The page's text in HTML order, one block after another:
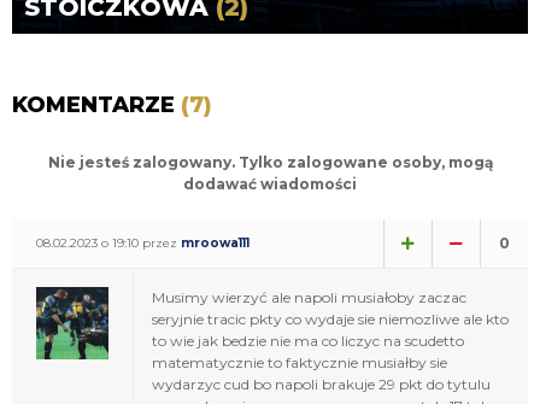
STOICZKOWA(2)
KOMENTARZE (7)
Nie jesteś zalogowany. Tylko zalogowane osoby, mogą
dodawać wiadomości
08.02.2023 o 19:10 przez mroowa111 0
Musimy wierzyć ale napoli musiałoby zaczac
seryjnie tracic pkty co wydaje sie niemozliwe ale kto
to wie jak bedzie nie ma co liczyc na scudetto
matematycznie to faktycznie musiałby sie
wydarzyc cud bo napoli brakuje 29 pkt do tytulu